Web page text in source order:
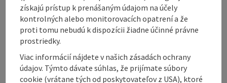
picturesque villages, varied climbs and magnificent
views.
This long circular tour starts in Ulrichsberg and leads
through the hilly Mühlviertel and the Bavarian Forest.
Via Salnau, Klaffer am Hochficht and Schwarzenberg,
the route climbs steadily uphill to the border with
Bavaria. The route continues through Klafferstraß,
získajú prístup k prenášaným údajom na účely
kontrolných alebo monitorovacích opatrení a že
proti tomu nebudú k dispozícii žiadne účinné právne
prostriedky.
Viac informácií nájdete v našich zásadách ochrany
údajov. Týmto dávate súhlas, že prijímate súbory
cookie (vrátane tých od poskytovateľov z USA), ktoré